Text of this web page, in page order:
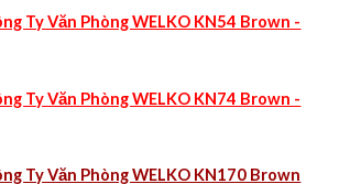
Ty Văn Phòng WELKO KN54 Brown -
Ty Văn Phòng WELKO KN74 Brown -
Ty Văn Phòng WELKO KN170 Brown